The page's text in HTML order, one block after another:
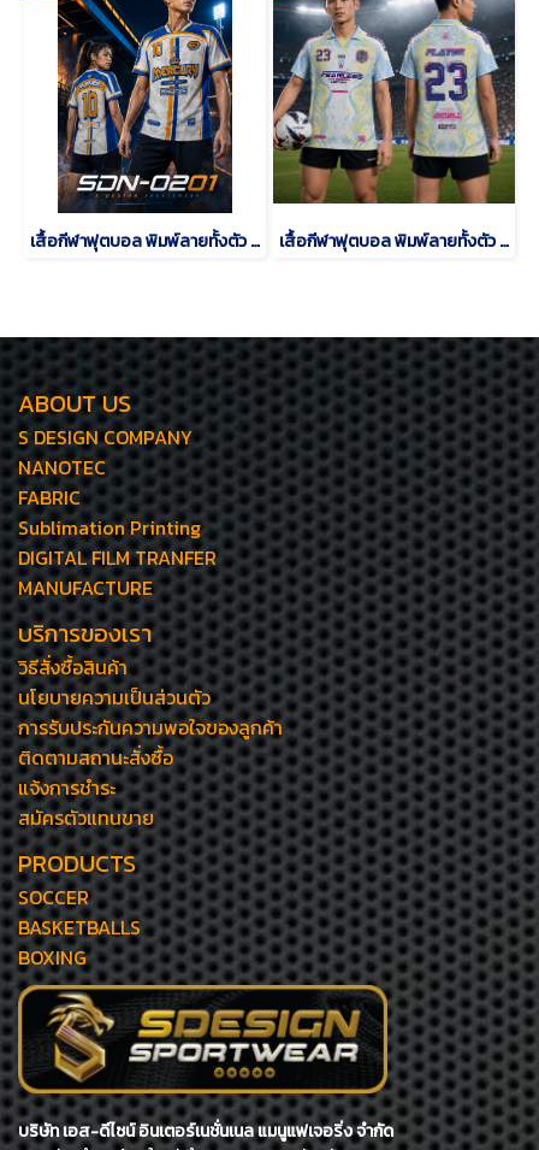
เสื้อกีฬาฟุตบอล พิมพ์ลายทั้งตัว เนื้อผ้า "นาโนเทค"SDN-0201 เสื้อกีฬาฟุตบอล พิมพ์ลายทั้งตัว เนื้อผ้า "นาโนเทค"SD-484
ABOUT US
S DESIGN COMPANY
NANOTEC
FABRIC
Sublimation Printing
DIGITAL FILM TRANFER
MANUFACTURE
บริการของเรา
วิธีสั่งซื้อสินค้า
นโยบายความเป็นส่วนตัว
การรับประกันความพอใจของลูกค้า
ติดตามสถานะสั่งซื้อ
แจ้งการชำระ
สมัครตัวแทนขาย
PRODUCTS
SOCCER
BASKETBALLS
BOXING
บริษัท เอส-ดีไซน์ อินเตอร์เนชั่นเนล แมนูแฟเจอริ่ง จำกัด